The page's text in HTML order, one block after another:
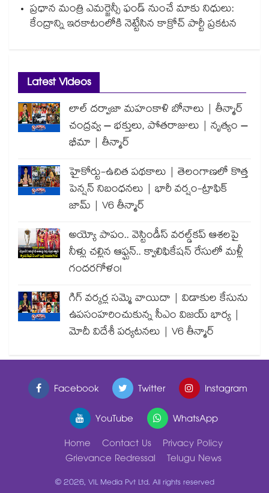
ప్రధాన మంత్రి ఎమర్జెన్సీ ఫండ్ నుంచే మాకు నిధులు:
కేంద్రాన్ని ఇరకాటంలోకి నెట్టేసిన కాక్రోచ్ పార్టీ ప్రకటన
Latest Videos
లాల్ దర్వాజా మహంకాళి బోనాలు | తీన్మార్
చంద్రవ్వ – భక్తులు, పోతరాజులు | నృత్యం –
భీమా | తీన్మార్
హైకోర్టు-ఉచిత పథకాలు | తెలంగాణలో కొత్త
పెన్షన్ నిబంధనలు | భారీ వర్షం-ట్రాఫిక్
జామ్ | V6 తీన్మార్
అయ్యో పాపం.. వెస్టిండీస్ వరల్డ్‌కప్ ఆశలపై
నీళ్లు చల్లిన ఆఫ్ఘన్.. క్వాలిఫికేషన్ రేసులో మళ్లీ
గందరగోళం!
గిగ్ వర్కర్ల సమ్మె వాయిదా | విడాకుల కేసును
ఉపసంహరించుకున్న సీఎం విజయ్ భార్య |
మోదీ విదేశీ పర్యటనలు | V6 తీన్మార్
Facebook Twitter
Instagram
YouTube
WhatsApp
Home
Contact Us
Privacy Policy
Grievance Redressal
Telugu News
© 2026, VIL Media Pvt Ltd. All rights reserved